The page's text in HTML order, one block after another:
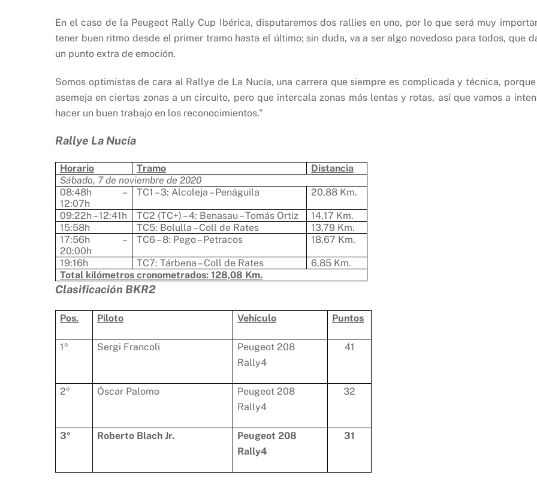
En el caso de la Peugeot Rally Cup Ibérica, disputaremos dos rallies en uno, por lo que será muy
tener buen ritmo desde el primer tramo hasta el último; sin duda, va a ser algo novedoso para todos, que
un punto extra de emoción.
Somos optimistas de cara al Rallye de La Nucía, una carrera que siempre es complicada y técnica,
asemeja en ciertas zonas a un circuito, pero que intercala zonas más lentas y rotas, así que vamos a
hacer un buen trabajo en los reconocimientos.”
Rallye La Nucía
Horario Tramo
Distancia
Sábado, 7 de noviembre de 2020
08:48h –
12:07h
TC1 – 3: Alcoleja – Penáguila 20,88 Km.
09:22h – 12:41h TC2 (TC+) – 4: Benasau – Tomás Ortíz
14,17 Km.
15:58h
TC5: Bolulla – Coll de Rates
13,79 Km.
17:56h –
20:00h
TC6 – 8: Pego – Petracos 18,67 Km.
19:16h TC7: Tárbena – Coll de Rates
6,85 Km.
Total kilómetros cronometrados: 128,08 Km.
Clasificación BKR2
Pos. Piloto Vehículo Puntos
1º Sergi Francoli
Peugeot 208
Rally4
41
2º Óscar Palomo
Peugeot 208
Rally4
32
3º Roberto Blach Jr.
Peugeot 208
Rally4
31